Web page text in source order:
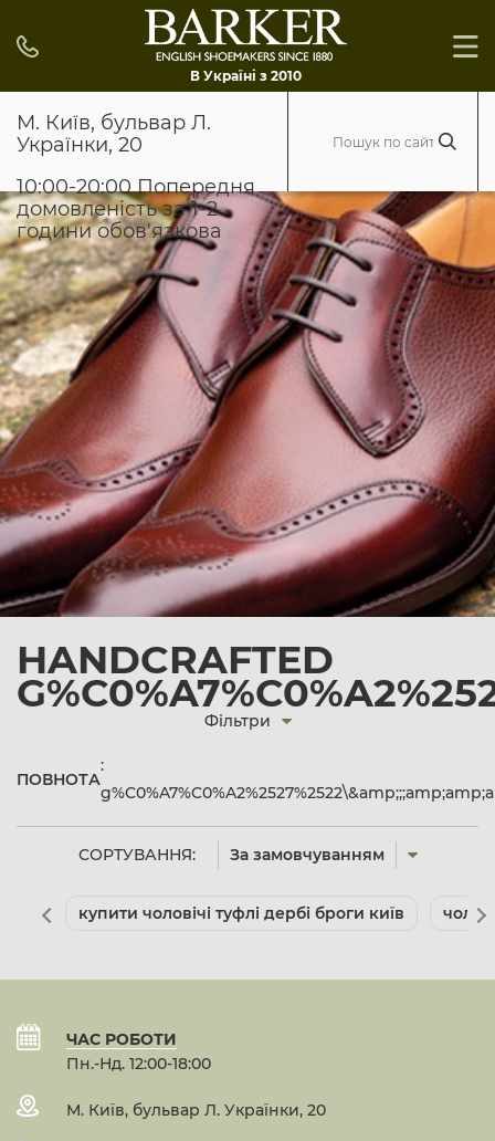
В Україні з 2010
М. Київ, бульвар Л.
Українки, 20
10:00-20:00 Попередня
домовленість за 1-2
години обов'язкова
HANDCRAFTED
СОРТУВАННЯ: За замовчуванням
Фільтри
ПОВНОТА
:
купити чоловічі туфлі дербі броги київ
ЧАС РОБОТИ
Пн.-Нд. 12:00-18:00
М. Київ, бульвар Л. Українки, 20